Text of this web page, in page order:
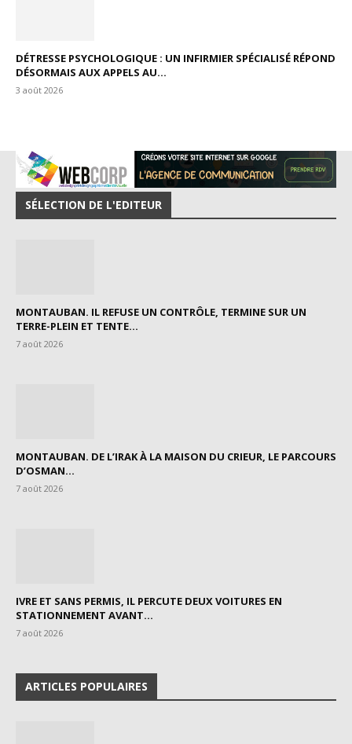
DÉTRESSE PSYCHOLOGIQUE : UN INFIRMIER SPÉCIALISÉ RÉPOND
DÉSORMAIS AUX APPELS AU...
3 août 2026
SÉLECTION DE L'EDITEUR
MONTAUBAN. IL REFUSE UN CONTRÔLE, TERMINE SUR UN
TERRE-PLEIN ET TENTE...
7 août 2026
MONTAUBAN. DE L’IRAK À LA MAISON DU CRIEUR, LE PARCOURS
D’OSMAN...
7 août 2026
IVRE ET SANS PERMIS, IL PERCUTE DEUX VOITURES EN
STATIONNEMENT AVANT...
7 août 2026
ARTICLES POPULAIRES